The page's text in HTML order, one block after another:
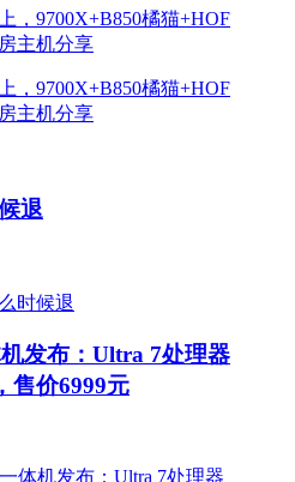
退
发布：Ultra 7处理器
售价6999元